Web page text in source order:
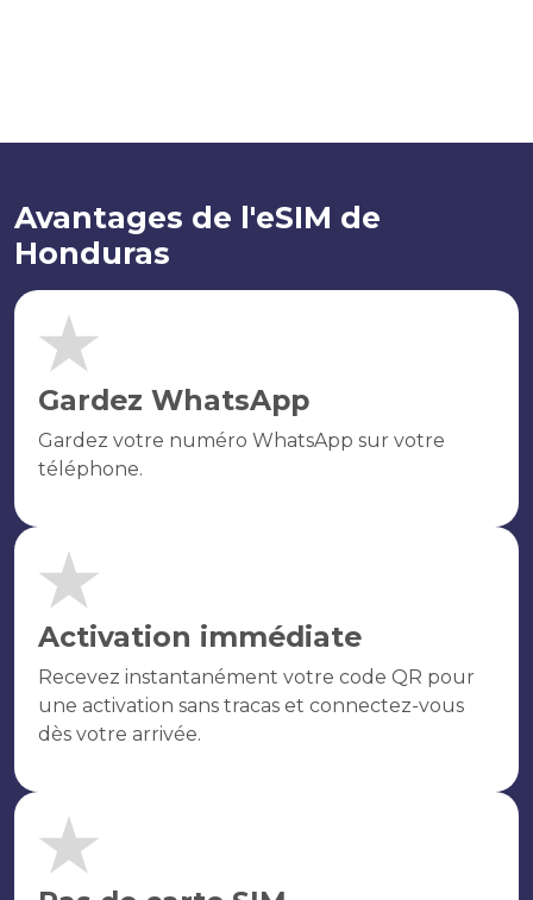
Avantages de l'eSIM de
Honduras
Gardez WhatsApp
Gardez votre numéro WhatsApp sur votre
téléphone.
Activation immédiate
Recevez instantanément votre code QR pour
une activation sans tracas et connectez-vous
dès votre arrivée.